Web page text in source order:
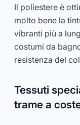
Il poliestere è
molto bene la
vibranti più a
costumi da
resistenza del
Tessuti
trame a